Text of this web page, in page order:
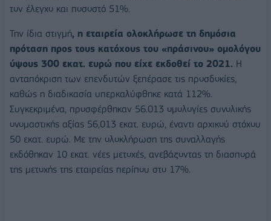
τον έλεγχο και ποσοστό 51%.
Την ίδια στιγμή, η εταιρεία ολοκλήρωσε τη δημόσια
πρόταση προς τους κατόχους του «πράσινου» ομολόγου
ύψους 300 εκατ. ευρώ που είχε εκδοθεί το 2021. Η
ανταπόκριση των επενδυτών ξεπέρασε τις προσδοκίες,
καθώς η διαδικασία υπερκαλύφθηκε κατά 112%.
Συγκεκριμένα, προσφέρθηκαν 56.013 ομολογίες συνολικής
ονομαστικής αξίας 56,013 εκατ. ευρώ, έναντι αρχικού στόχου
50 εκατ. ευρώ. Με την ολοκλήρωση της συναλλαγής
εκδόθηκαν 10 εκατ. νέες μετοχές, ανεβάζοντας τη διασπορά
της μετοχής της εταιρείας περίπου στο 17%.